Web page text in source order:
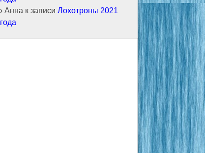
Анна к записи Лохотроны 2021
года